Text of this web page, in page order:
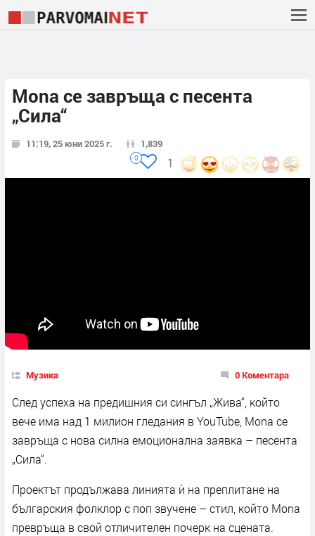
Mona се завръща с песента
„Сила“
11:19, 25 юни 2025 г. 1,839
1
0
Музика 0 Коментара
След успеха на предишния си сингъл „Жива“, който
вече има над 1 милион гледания в YouTube, Mona се
завръща с нова силна емоционална заявка – песента
„Сила“.
Проектът продължава линията ѝ на преплитане на
българския фолклор с поп звучене – стил, който Mona
превръща в свой отличителен почерк на сцената.